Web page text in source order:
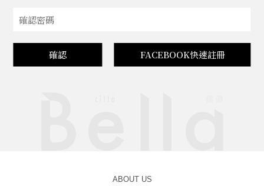
確認 FACEBOOK快速註冊
ABOUT US